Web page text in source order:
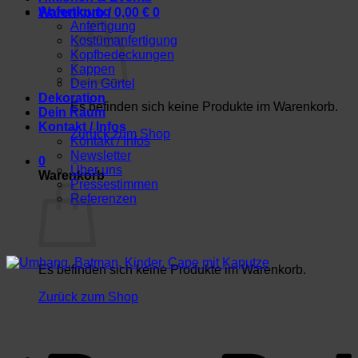
Warenkorb /0,00 € 0
Es befinden sich keine Produkte im Warenkorb.
Zurück zum Shop
0
Warenkorb
Es befinden sich keine Produkte im Warenkorb.
Zurück zum Shop
Anfertigung
Anfertigung
Kostümanfertigung
Kopfbedeckungen
Kappen
Dein Gürtel
Dekoration
Dein Raum
Kontakt / Infos
Kontakt / Infos
Newsletter
Über uns
Pressestimmen
Referenzen